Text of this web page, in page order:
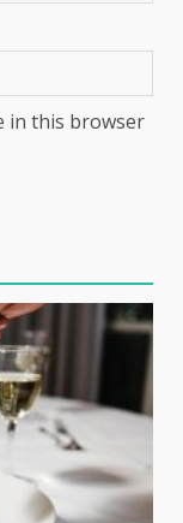
in this browser